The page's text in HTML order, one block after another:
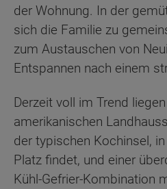
der Wohnung. In der
sich die Familie zu
zum Austauschen von
Entspannen nach einem
Derzeit voll im Trend
amerikanischen
der typischen Kochinsel,
Platz findet, und einer
Kühl-Gefrier-Kombination